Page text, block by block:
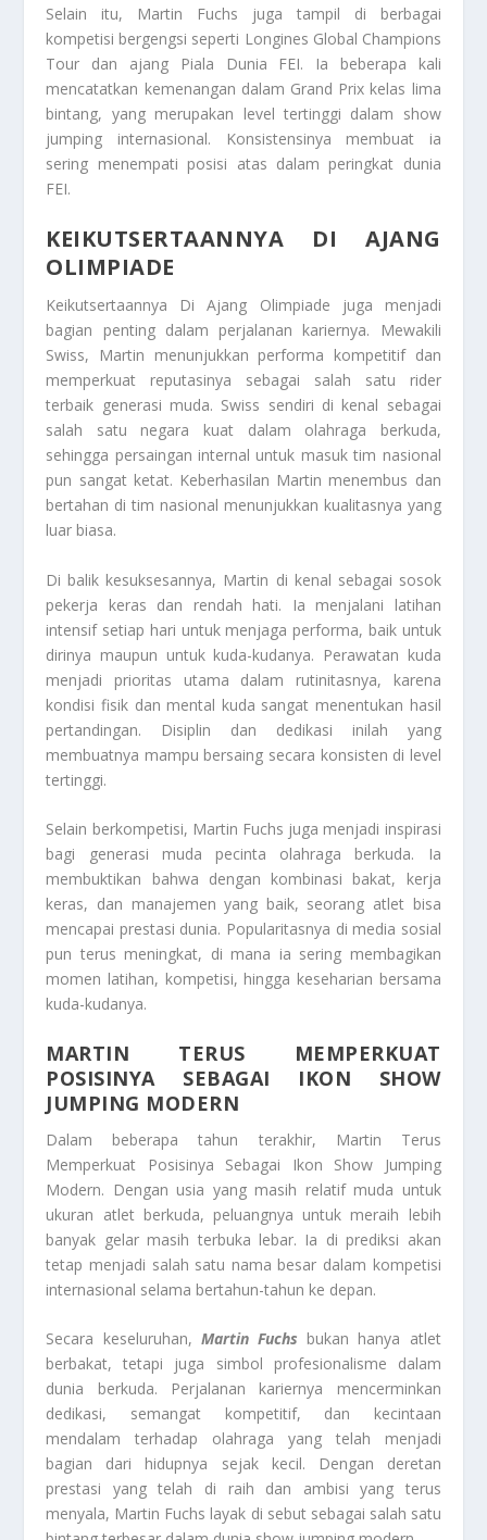
Selain itu, Martin Fuchs juga tampil di berbagai
kompetisi bergengsi seperti Longines Global Champions
Tour dan ajang Piala Dunia FEI. Ia beberapa kali
mencatatkan kemenangan dalam Grand Prix kelas lima
bintang, yang merupakan level tertinggi dalam show
jumping internasional. Konsistensinya membuat ia
sering menempati posisi atas dalam peringkat dunia
FEI.
KEIKUTSERTAANNYA DI AJANG
OLIMPIADE
Keikutsertaannya Di Ajang Olimpiade juga menjadi
bagian penting dalam perjalanan kariernya. Mewakili
Swiss, Martin menunjukkan performa kompetitif dan
memperkuat reputasinya sebagai salah satu rider
terbaik generasi muda. Swiss sendiri di kenal sebagai
salah satu negara kuat dalam olahraga berkuda,
sehingga persaingan internal untuk masuk tim nasional
pun sangat ketat. Keberhasilan Martin menembus dan
bertahan di tim nasional menunjukkan kualitasnya yang
luar biasa.
Di balik kesuksesannya, Martin di kenal sebagai sosok
pekerja keras dan rendah hati. Ia menjalani latihan
intensif setiap hari untuk menjaga performa, baik untuk
dirinya maupun untuk kuda-kudanya. Perawatan kuda
menjadi prioritas utama dalam rutinitasnya, karena
kondisi fisik dan mental kuda sangat menentukan hasil
pertandingan. Disiplin dan dedikasi inilah yang
membuatnya mampu bersaing secara konsisten di level
tertinggi.
Selain berkompetisi, Martin Fuchs juga menjadi inspirasi
bagi generasi muda pecinta olahraga berkuda. Ia
membuktikan bahwa dengan kombinasi bakat, kerja
keras, dan manajemen yang baik, seorang atlet bisa
mencapai prestasi dunia. Popularitasnya di media sosial
pun terus meningkat, di mana ia sering membagikan
momen latihan, kompetisi, hingga keseharian bersama
kuda-kudanya.
MARTIN TERUS MEMPERKUAT
POSISINYA SEBAGAI IKON SHOW
JUMPING MODERN
Dalam beberapa tahun terakhir, Martin Terus
Memperkuat Posisinya Sebagai Ikon Show Jumping
Modern. Dengan usia yang masih relatif muda untuk
ukuran atlet berkuda, peluangnya untuk meraih lebih
banyak gelar masih terbuka lebar. Ia di prediksi akan
tetap menjadi salah satu nama besar dalam kompetisi
internasional selama bertahun-tahun ke depan.
Secara keseluruhan, Martin Fuchs bukan hanya atlet
berbakat, tetapi juga simbol profesionalisme dalam
dunia berkuda. Perjalanan kariernya mencerminkan
dedikasi, semangat kompetitif, dan kecintaan
mendalam terhadap olahraga yang telah menjadi
bagian dari hidupnya sejak kecil. Dengan deretan
prestasi yang telah di raih dan ambisi yang terus
menyala, Martin Fuchs layak di sebut sebagai salah satu